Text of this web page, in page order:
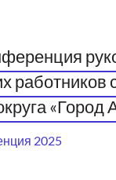
работников
«Город
2025